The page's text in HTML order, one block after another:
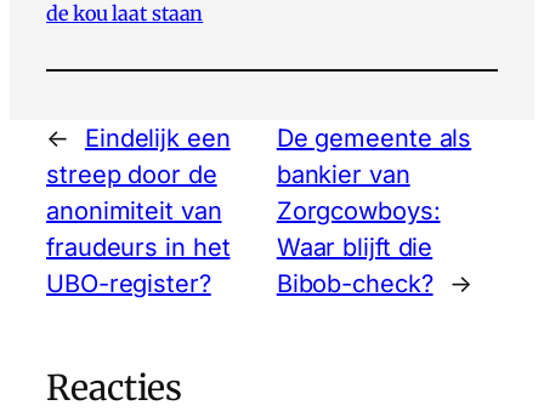
de kou laat staan
←
Eindelijk een
streep door de
anonimiteit van
fraudeurs in het
UBO-register?
De gemeente als
bankier van
Zorgcowboys:
Waar blijft die
Bibob-check?
→
Reacties